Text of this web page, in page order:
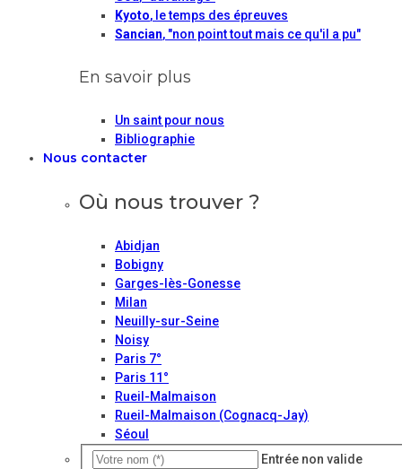
Kyoto, le temps des épreuves
Sancian, "non point tout mais ce qu'il a pu"
En savoir plus
Un saint pour nous
Bibliographie
Nous contacter
Où nous trouver ?
Abidjan
Bobigny
Garges-lès-Gonesse
Milan
Neuilly-sur-Seine
Noisy
Paris 7°
Paris 11°
Rueil-Malmaison
Rueil-Malmaison (Cognacq-Jay)
Séoul
Entrée non valide